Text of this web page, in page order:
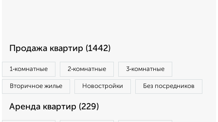
Продажа квартир (1442)
1‑комнатные 2‑комнатные 3‑комнатные
Вторичное жилье Новостройки Без посредников
Аренда квартир (229)